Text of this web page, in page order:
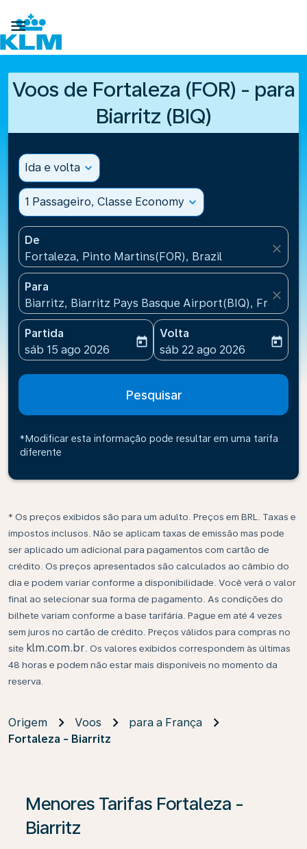

Voos de Fortaleza (FOR) - para
Biarritz (BIQ)
Ida e volta expand_more
1 Passageiro, Classe Economy expand_more
De
Fortaleza, Pinto Martins(FOR), Brazil
close
Para
Biarritz, Biarritz Pays Basque Airport(BIQ), France
close
Partida
fc-booking-departure-date-aria-label
sáb 15 ago 2026
today
Volta
fc-booking-return-date-
sáb 22 ago 2026
today
Pesquisar
*Modificar esta informação pode resultar em uma tarifa
diferente
* Os preços exibidos são para um adulto. Preços em BRL. Taxas e
impostos inclusos. Não se aplicam taxas de emissão mas pode
ser aplicado um adicional para pagamentos com cartão de
crédito. Os preços apresentados são calculados ao câmbio do
dia e podem variar conforme a disponibilidade. Você verá o valor
final ao selecionar sua forma de pagamento. As condições do
bilhete variam conforme a base tarifária. Pague em até 4 vezes
sem juros no cartão de crédito. Preços válidos para compras no
site klm.com.br . Os valores exibidos correspondem às últimas
48 horas e podem não estar mais disponíveis no momento da
reserva.
Origem Voos
para a França
Fortaleza - Biarritz
Menores Tarifas Fortaleza -
Biarritz
Se não forem encontrados resultados, clique em